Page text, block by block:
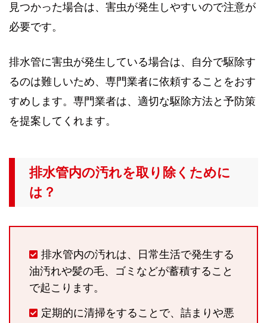
見つかった場合は、害虫が発生しやすいので注意が
必要です。
排水管に害虫が発生している場合は、自分で駆除す
るのは難しいため、専門業者に依頼することをおす
すめします。専門業者は、適切な駆除方法と予防策
を提案してくれます。
排水管内の汚れを取り除くために
は？
排水管内の汚れは、日常生活で発生する
油汚れや髪の毛、ゴミなどが蓄積すること
で起こります。
定期的に清掃をすることで、詰まりや悪